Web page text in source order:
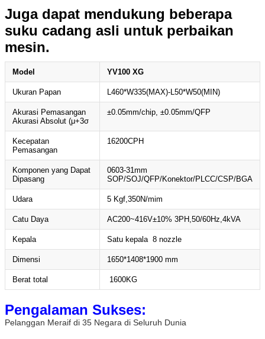
Juga dapat mendukung beberapa
suku cadang asli untuk perbaikan
mesin.
Model YV100 XG
Ukuran Papan L460*W335(MAX)-L50*W50(MIN)
Akurasi Pemasangan
Akurasi Absolut (μ+3σ
±0.05mm/chip, ±0.05mm/QFP
Kecepatan
Pemasangan
16200CPH
Komponen yang Dapat
Dipasang
0603-31mm
SOP/SOJ/QFP/Konektor/PLCC/CSP/BGA
Udara 5 Kgf,350N/mim
Catu Daya AC200~416V±10% 3PH,50/60Hz,4kVA
Kepala Satu kepala 8 nozzle
Dimensi 1650*1408*1900 mm
Berat total 1600KG
Pengalaman Sukses:
Pelanggan Meraif di 35 Negara di Seluruh Dunia